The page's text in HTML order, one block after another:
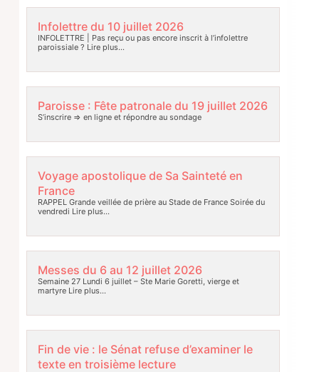
Infolettre du 10 juillet 2026
INFOLETTRE | Pas reçu ou pas encore inscrit à l’infolettre
paroissiale ? Lire plus…
Paroisse : Fête patronale du 19 juillet 2026
S’inscrire => en ligne et répondre au sondage
Voyage apostolique de Sa Sainteté en
France
RAPPEL Grande veillée de prière au Stade de France Soirée du
vendredi Lire plus…
Messes du 6 au 12 juillet 2026
Semaine 27 Lundi 6 juillet – Ste Marie Goretti, vierge et
martyreLire plus…
Fin de vie : le Sénat refuse d’examiner le
texte en troisième lecture